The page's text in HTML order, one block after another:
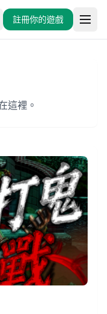
註冊你的遊戲
這裡。